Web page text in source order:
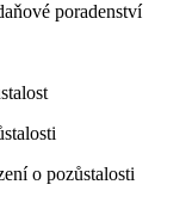
poradenství
o pozůstalosti